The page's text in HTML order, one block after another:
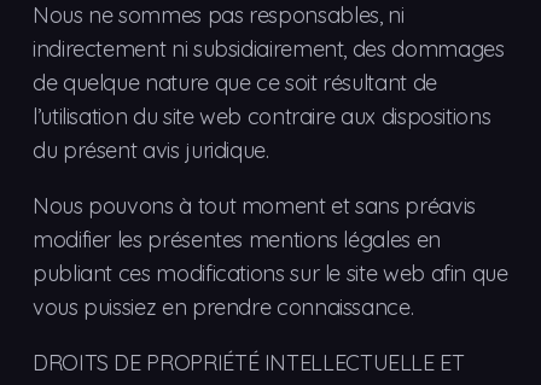
Nous ne sommes pas responsables, ni
indirectement ni subsidiairement, des dommages
de quelque nature que ce soit résultant de
l’utilisation du site web contraire aux dispositions
du présent avis juridique.
Nous pouvons à tout moment et sans préavis
modifier les présentes mentions légales en
publiant ces modifications sur le site web afin que
vous puissiez en prendre connaissance.
DROITS DE PROPRIÉTÉ INTELLECTUELLE ET